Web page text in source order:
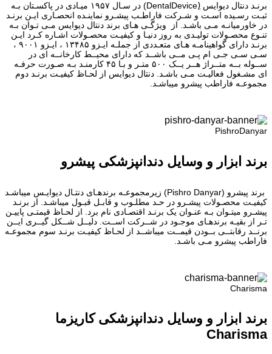
برنـد دنتال دیوایس (ِDentalDevice) در سـال ۱۹۵۷ میـادی در پاکسـتان بـه
ثبـت رسـیده اسـت و شـرکت فاراطـب پیشـرو نماینـده انحصـاری ایـن برنـد
در خاورمیانـه مـی باشـد. از ویژگـی هـای برند دنتال دیوایس مـی تـوان بـه
تنـوع محصـولات تولیـدی به روز دنیـا و کیفیـت محصـولات اشـاره کـرد ایـن
برنـد دارای گواهینامـه هـای متعـددی از جملـه ایـزو ۱۳۴۸۵ ، ایـزو ۹۰۰۱ ،
سـی سـی جـی ام پـی مــی باشــد که دارای محیــط کارخانــه ای در
ســوله بــه متــراژ هــر یــک ۵۰۰ متـر و بـا ۴۵ کارمنـد بـه صـورت حرفـه
ای مشـغول فعالیـت مـی باشـد. دنتال دیوایس از لحـاظ کیفیـت برنـد دوم
مجموعـه فاراطب پیشرو میباشـد.
PishroDanyar
برند ابزار و وسایل دندانپزشکی پیشرو
برند پیشرو (Pishro Danyar) زیرمجموعـه برندهـای دنتـال دیوایـس میباشـد
کیفیـت محصـولات پیشـرو در حـد مطلـوب و قابـل قبـول میباشـد. از برنـد
پیشـرو میتـوان بـه عنـوان یک برنـد اقتصـادی نام برد. از لحـاظ قیمتـی پاییـن
تـر از بقیـه برندهـای موجـود در شــرکت اســت. دلیــل شــکل گیــری ایــن
برنــد رقابتــی بــودن قیمــت میباشــد از لحـاظ کیفیـت برنـد سوم مجموعـه
فاراطب پیشرو مـی باشـد.
Charisma
برند ابزار و وسایل دندانپزشکی کاریزما
Charisma